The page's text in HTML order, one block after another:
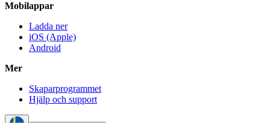
Mobilappar
Ladda ner
iOS (Apple)
Android
Mer
Skaparprogrammet
Hjälp och support